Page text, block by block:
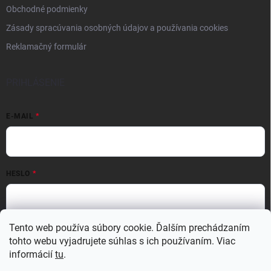
Tento web používa súbory cookie. Ďalším prechádzaním
tohto webu vyjadrujete súhlas s ich používaním. Viac
informácií tu.
Obchodné podmienky
Zásady spracúvania osobných údajov a používania cookies
Reklamačný formulár
E-MAIL
HESLO
Prihlásiť sa
Nová registráciaZabudnuté heslo